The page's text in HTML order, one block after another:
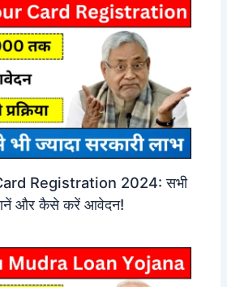
Registration 2024: सभी
और कैसे करें आवेदन!